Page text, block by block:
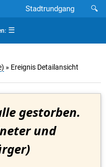
🔍
Stadtrundgang
☰
» Ereignis Detailansicht
gestorben.
und